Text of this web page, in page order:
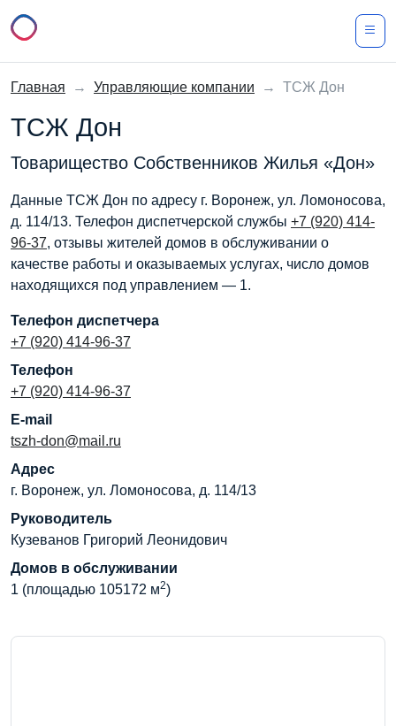
Главная → Управляющие компании → ТСЖ Дон
ТСЖ Дон
Товарищество Собственников Жилья «Дон»
Данные ТСЖ Дон по адресу г. Воронеж, ул. Ломоносова,
д. 114/13. Телефон диспетчерской службы +7 (920) 414-
96-37, отзывы жителей домов в обслуживании о
качестве работы и оказываемых услугах, число домов
находящихся под управлением — 1.
Телефон диспетчера
+7 (920) 414-96-37
Телефон
+7 (920) 414-96-37
E-mail
tszh-don@mail.ru
Адрес
г. Воронеж, ул. Ломоносова, д. 114/13
Руководитель
Кузеванов Григорий Леонидович
Домов в обслуживании
1 (площадью 105172 м2)